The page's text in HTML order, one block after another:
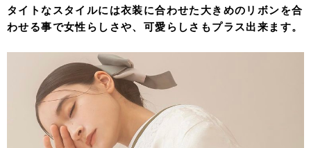
タイトなスタイルには衣装に合わせた大きめのリボンを合
わせる事で女性らしさや、可愛らしさもプラス出来ます。